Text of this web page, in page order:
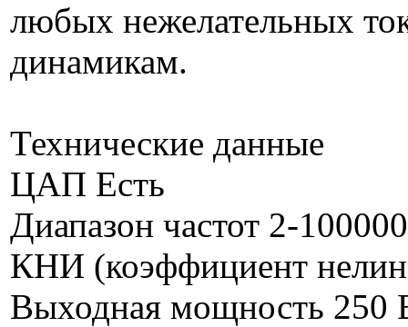
любых нежелательных
динамикам.
Технические данные
ЦАП Есть
Диапазон частот 2-
КНИ (коэффициент
Выходная мощность 250